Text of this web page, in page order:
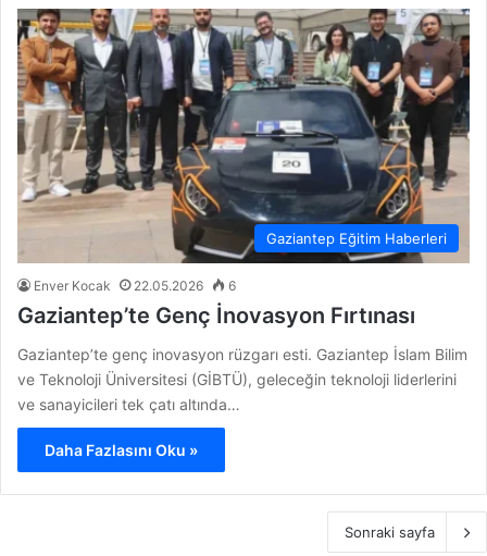
Gaziantep Eğitim Haberleri
Enver Kocak 22.05.2026 6
Gaziantep’te Genç İnovasyon Fırtınası
Gaziantep’te genç inovasyon rüzgarı esti. Gaziantep İslam Bilim
ve Teknoloji Üniversitesi (GİBTÜ), geleceğin teknoloji liderlerini
ve sanayicileri tek çatı altında…
Daha Fazlasını Oku »
Sonraki sayfa